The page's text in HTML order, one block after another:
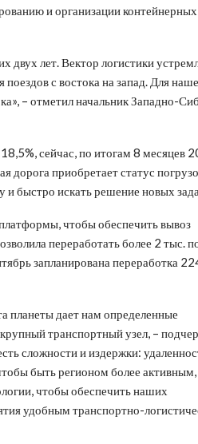
и организации контейнерных
двух лет. Вектор логистики
с востока на запад. Для
– отметил начальник Западно-
сейчас, по итогам 8 месяцев
дорога приобретает статус
и быстро искать решение новых
чтобы обеспечить вывоз
переработать более 2 тыс.
запланирована переработка
планеты дает нам определенные
транспортный узел, –
сложности и издержки:
быть регионом более активным,
чтобы обеспечить наших
удобным транспортно-